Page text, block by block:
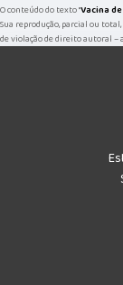
O conteúdo do texto "Vacina
Sua reprodução, parcial ou
de violação de direito autoral –